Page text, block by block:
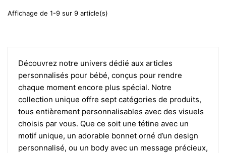
Affichage de 1-9 sur 9 article(s)
Découvrez notre univers dédié aux articles
personnalisés pour bébé, conçus pour rendre
chaque moment encore plus spécial. Notre
collection unique offre sept catégories de produits,
tous entièrement personnalisables avec des visuels
choisis par vous. Que ce soit une tétine avec un
motif unique, un adorable bonnet orné d’un design
personnalisé, ou un body avec un message précieux,